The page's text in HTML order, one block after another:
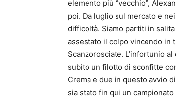
elemento più “vecchio”,
poi. Da luglio sul mercato e
difficoltà. Siamo partiti in
assestato il colpo vincendo in
Scanzorosciate. L’infortunio
subìto un filotto di sconfitte
Crema e due in questo avvio
sia stato fin qui un